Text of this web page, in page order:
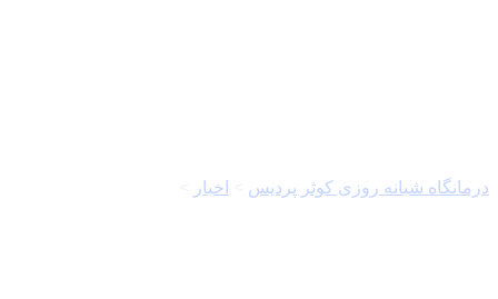
درمانگاه شبانه روزی کوثر پردیس اخبار